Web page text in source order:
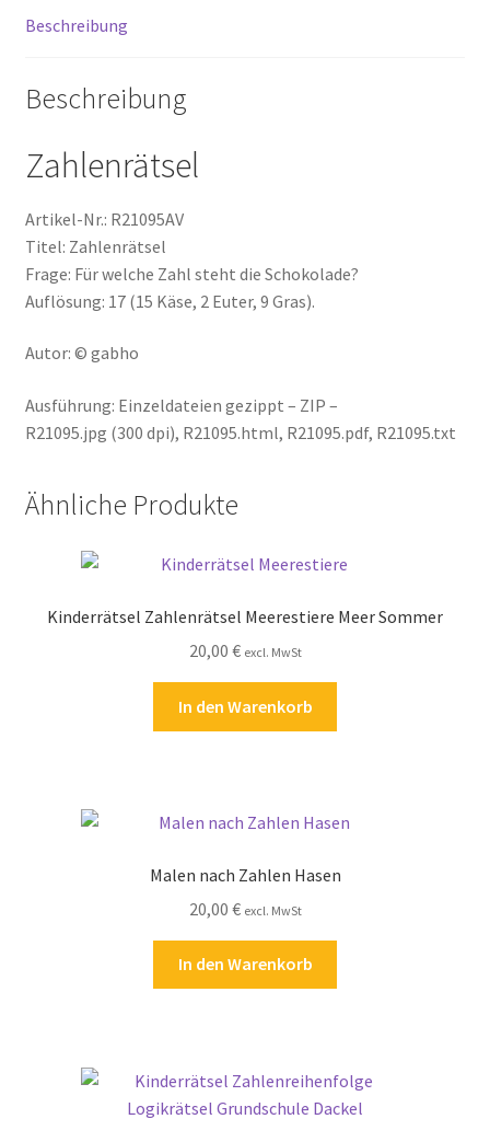
Menge
Beschreibung
Beschreibung
Zahlenrätsel
Artikel-Nr.: R21095AV
Titel: Zahlenrätsel
Frage: Für welche Zahl steht die Schokolade?
Auflösung: 17 (15 Käse, 2 Euter, 9 Gras).
Autor: © gabho
Ausführung: Einzeldateien gezippt – ZIP –
R21095.jpg (300 dpi), R21095.html, R21095.pdf, R21095.txt
Ähnliche Produkte
Kinderrätsel Zahlenrätsel Meerestiere Meer Sommer
20,00 € excl. MwSt
In den Warenkorb
Malen nach Zahlen Hasen
20,00 € excl. MwSt
In den Warenkorb